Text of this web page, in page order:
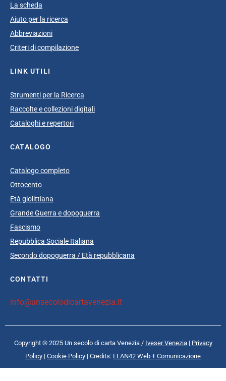
La scheda
Aiuto per la ricerca
Abbreviazioni
Criteri di compilazione
LINK UTILI
Strumenti per la Ricerca
Raccolte e collezioni digitali
Cataloghi e repertori
CATALOGO
Catalogo completo
Ottocento
Età giolittiana
Grande Guerra e dopoguerra
Fascismo
Repubblica Sociale Italiana
Secondo dopoguerra / Età repubblicana
CONTATTI
info@unsecolodicartavenezia.it
Copyright © 2025 Un secolo di carta Venezia / Iveser Venezia| Privacy
Policy | Cookie Policy | Credits: ELAN42 Web + Comunicazione